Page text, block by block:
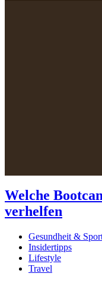
Welche
verhelfen
Gesundheit &
Insidertipps
Lifestyle
Travel